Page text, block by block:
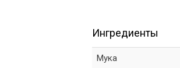
Ингредиенты
Мука